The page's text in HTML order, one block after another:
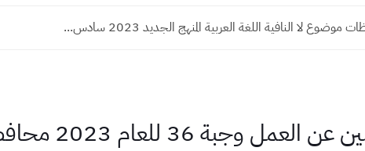
موضوع لا النافية اللغة العربية المنهج الجديد 2023 سادس...
للعام 2023 محافظة ميسان / العمارة